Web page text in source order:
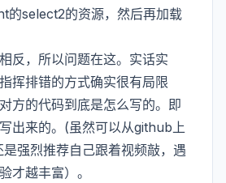
select2的资源，然后再加载
反，所以问题在这。实话实
挥排错的方式确实很有局限
方的代码到底是怎么写的。即
出来的。(虽然可以从github上
强烈推荐自己跟着视频敲，遇
才越丰富）。